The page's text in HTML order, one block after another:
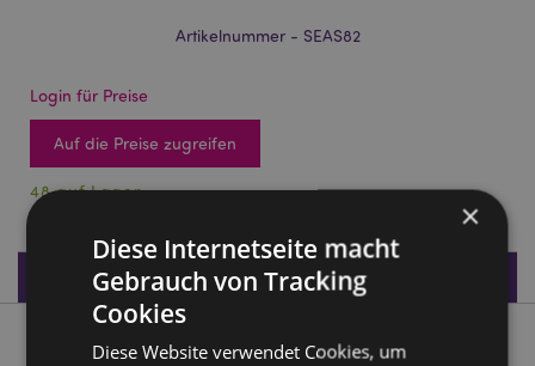
Artikelnummer - SEAS82
Login für Preise
Auf die Preise zugreifen
48 auf Lager
Produktdaten
Produktbeschreibung
×
Diese Internetseite macht
Gebrauch von Tracking
Cookies
Diese Website verwendet Cookies, um